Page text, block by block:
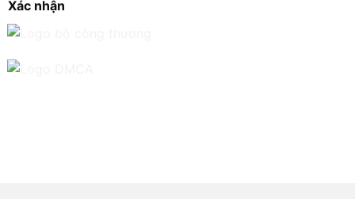
Xác nhận